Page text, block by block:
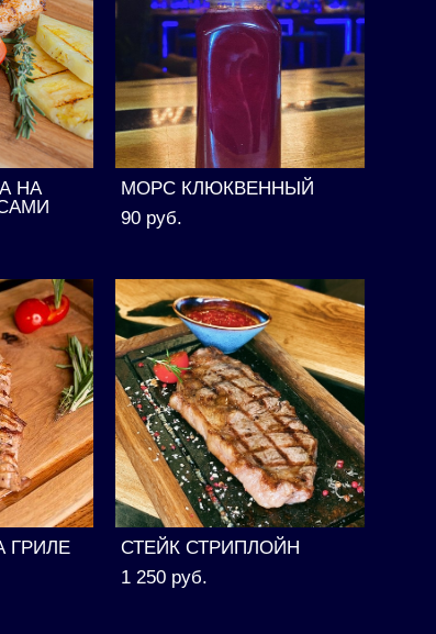
НА
МОРС КЛЮКВЕННЫЙ
90 pуб.
ГРИЛЕ
СТЕЙК СТРИПЛОЙН
1 250 pуб.